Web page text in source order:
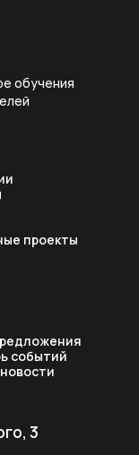
обучения
событий
проекты
3